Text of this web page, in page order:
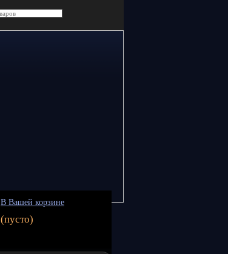
В Вашей корзине
(пусто)